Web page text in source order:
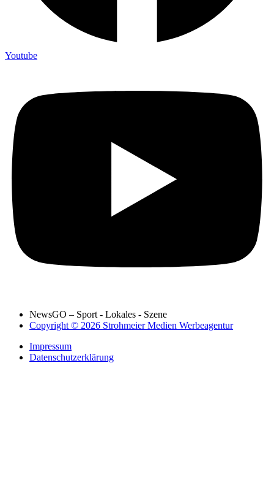
Youtube
NewsGO – Sport - Lokales - Szene
Copyright © 2026 Strohmeier Medien Werbeagentur
Impressum
Datenschutzerklärung